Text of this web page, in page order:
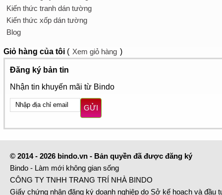
Kiến thức tranh dán tường
Kiến thức xốp dán tường
Blog
Giỏ hàng của tôi ( Xem giỏ hàng )
Đăng ký bản tin
Nhận tin khuyến mãi từ Bindo
GỬI
© 2014 - 2026 bindo.vn - Bản quyền đã được đăng ký
Bindo - Làm mới không gian sống
CÔNG TY TNHH TRANG TRÍ NHÀ BINDO
Giấy chứng nhận đăng ký doanh nghiệp do Sở kế hoạch và đầu